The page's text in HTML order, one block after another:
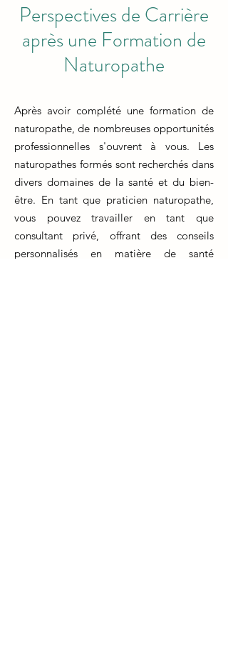
Perspectives de Carrière
après une Formation de
Naturopathe
Après avoir complété une formation de
naturopathe, de nombreuses opportunités
professionnelles s'ouvrent à vous. Les
naturopathes formés sont recherchés dans
divers domaines de la santé et du bien-
être. En tant que praticien naturopathe,
vous pouvez travailler en tant que
consultant privé, offrant des conseils
personnalisés en matière de santé